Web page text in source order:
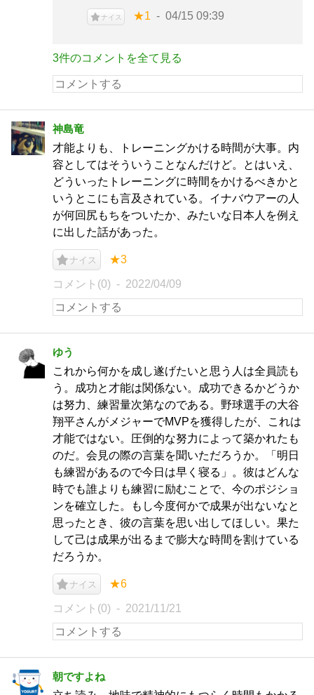
ナイス ★1 04/15 09:39
3件のコメントを全て見る
神島竜
才能よりも、トレーニングかける時間が大事。内
容としてはそういうことなんだけど。とはいえ、
どういったトレーニングに時間をかけるべきかと
いうとこにも言及されている。イナバウアーの人
が何回尻もちをついたか、みたいな日本人を例え
に出した話があった。
ナイス ★3
コメント(0) 2022/04/09
ゆう
これから何かを成し遂げたいと思う人は全員読も
う。成功と才能は関係ない。成功できるかどうか
は努力、練習量次第なのである。野球選手の大谷
翔平さんがメジャーでMVPを獲得したが、これは
才能ではない。圧倒的な努力によって築かれたも
のだ。会見の際の言葉を聞いただろうか。「明日
も練習があるので今日は早く寝る」。彼はどんな
時でも誰よりも練習に励むことで、今のポジショ
ンを確立した。もし今度何かで成果が出ないなと
思ったとき、彼の言葉を思い出してほしい。果た
して己は成果が出るまで膨大な時間を割けている
だろうか。
ナイス ★6
コメント(0) 2021/11/21
朝ですよね